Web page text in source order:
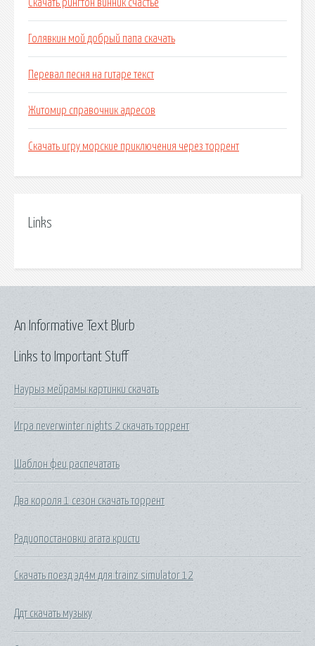
Скачать рингтон винник счастье
Голявкин мой добрый папа скачать
Перевал песня на гитаре текст
Житомир справочник адресов
Скачать игру морские приключения через торрент
Links
Links to Important Stuff
Наурыз мейрамы картинки скачать
Игра neverwinter nights 2 скачать торрент
Шаблон феи распечатать
Два короля 1 сезон скачать торрент
Радиопостановки агата кристи
Скачать поезд эд4м для trainz simulator 12
Ддт скачать музыку
An Informative Text Blurb